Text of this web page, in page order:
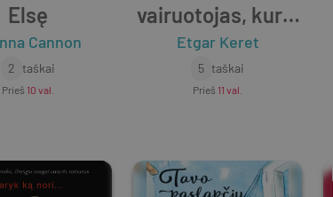
Elsę
Cannon
2 taškai
Prieš 10 val.
vairuotojas, kuris
norėjo būti Dievas
Etgar Keret
5 taškai
Prieš 11 val.